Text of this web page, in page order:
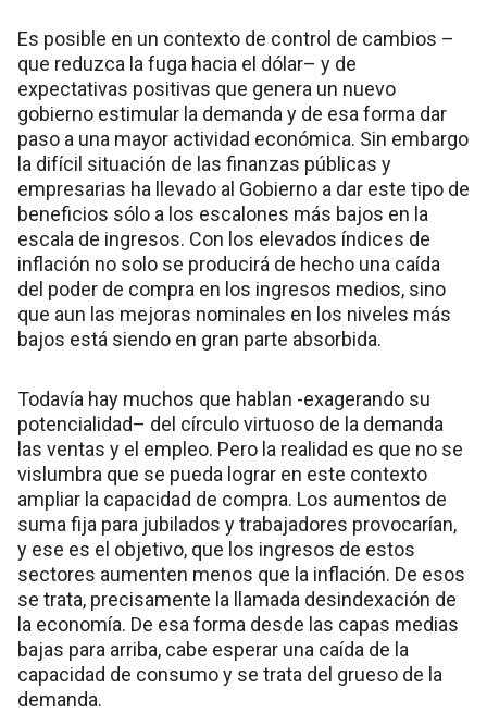
Es posible en un contexto de control de cambios –
que reduzca la fuga hacia el dólar– y de
expectativas positivas que genera un nuevo
gobierno estimular la demanda y de esa forma dar
paso a una mayor actividad económica. Sin embargo
la difícil situación de las finanzas públicas y
empresarias ha llevado al Gobierno a dar este tipo de
beneficios sólo a los escalones más bajos en la
escala de ingresos. Con los elevados índices de
inflación no solo se producirá de hecho una caída
del poder de compra en los ingresos medios, sino
que aun las mejoras nominales en los niveles más
bajos está siendo en gran parte absorbida.
Todavía hay muchos que hablan -exagerando su
potencialidad– del círculo virtuoso de la demanda
las ventas y el empleo. Pero la realidad es que no se
vislumbra que se pueda lograr en este contexto
ampliar la capacidad de compra. Los aumentos de
suma fija para jubilados y trabajadores provocarían,
y ese es el objetivo, que los ingresos de estos
sectores aumenten menos que la inflación. De esos
se trata, precisamente la llamada desindexación de
la economía. De esa forma desde las capas medias
bajas para arriba, cabe esperar una caída de la
capacidad de consumo y se trata del grueso de la
demanda.